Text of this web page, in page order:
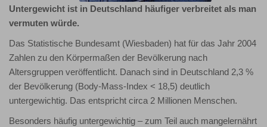
Untergewicht ist in Deutschland häufiger verbreitet als man
vermuten würde.
Das Statistische Bundesamt (Wiesbaden) hat für das Jahr 2004
Zahlen zu den Körpermaßen der Bevölkerung nach
Altersgruppen veröffentlicht. Danach sind in Deutschland 2,3 %
der Bevölkerung (Body-Mass-Index < 18,5) deutlich
untergewichtig. Das entspricht circa 2 Millionen Menschen.
Besonders häufig untergewichtig – zum Teil auch mangelernährt